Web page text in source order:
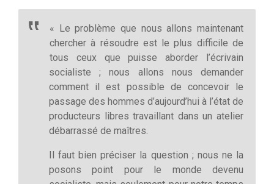
« Le problème que nous allons maintenant
chercher à résoudre est le plus difficile de
tous ceux que puisse aborder l’écrivain
socialiste ; nous allons nous demander
comment il est possible de concevoir le
passage des hommes d’aujourd’hui à l’état de
producteurs libres travaillant dans un atelier
débarrassé de maîtres.
Il faut bien préciser la question ; nous ne la
posons point pour le monde devenu